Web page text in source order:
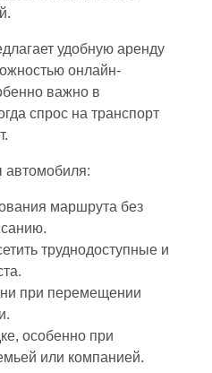
удобную аренду
онлайн-
важно в
спрос на транспорт
маршрута без
труднодоступные и
при перемещении
особенно при
или компанией.